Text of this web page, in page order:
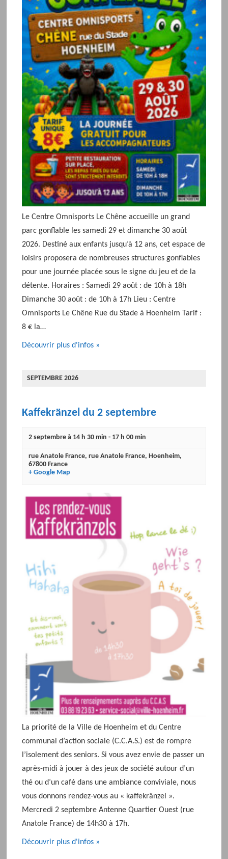
Le Centre Omnisports Le Chêne accueille un grand
parc gonflable les samedi 29 et dimanche 30 août
2026. Destiné aux enfants jusqu’à 12 ans, cet espace de
loisirs proposera de nombreuses structures gonflables
pour une journée placée sous le signe du jeu et de la
détente. Horaires : Samedi 29 août : de 10h à 18h
Dimanche 30 août : de 10h à 17h Lieu : Centre
Omnisports Le Chêne Rue du Stade à Hoenheim Tarif :
8 € la…
Découvrir plus d'infos »
SEPTEMBRE 2026
Kaffekränzel du 2 septembre
2 septembre à 14 h 30 min - 17 h 00 min
rue Anatole France,rue Anatole France, Hoenheim,
67800 France
+ Google Map
La priorité de la Ville de Hoenheim et du Centre
communal d’action sociale (C.C.A.S.) est de rompre
l’isolement des seniors. Si vous avez envie de passer un
après-midi à jouer à des jeux de société autour d’un
thé ou d’un café dans une ambiance conviviale, nous
vous donnons rendez-vous au « kaffekränzel ».
Mercredi 2 septembre Antenne Quartier Ouest (rue
Anatole France) de 14h30 à 17h.
Découvrir plus d'infos »